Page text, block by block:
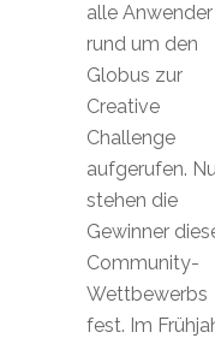
alle Anwender
rund um den
Globus zur
Creative
Challenge
aufgerufen.
stehen die
Gewinner
Community-
Wettbewerbs
fest. Im